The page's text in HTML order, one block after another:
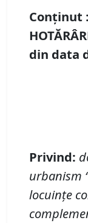
Conținut :
din data
Privind:
urbanism
locuinţe